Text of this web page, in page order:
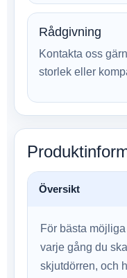
Rådgivning
Kontakta oss
storlek eller
Översikt
För bästa
varje gång du
skjutdörren, och